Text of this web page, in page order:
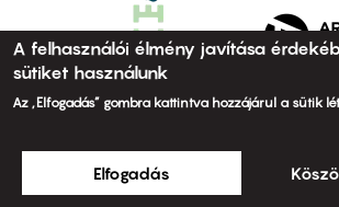
A felhasználói élmény javítása
sütiket használunk
Az „Elfogadás” gombra kattintva hozzájárul a sütik
Elfogadás